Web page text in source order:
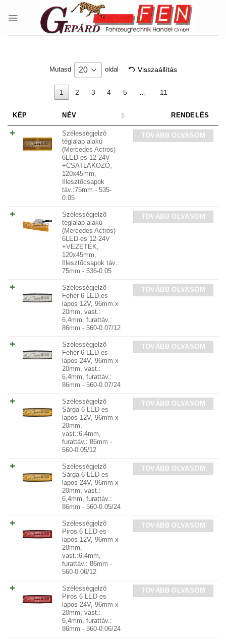
Mutasd 20 oldal Visszaállítás
1 2 3 4 5 11
KÉP NÉV RENDELÉS
Szélességjelzõ
téglalap alakú
(Mercedes Actros)
6LED-es 12-24V
+CSATLAKOZÓ,
120x45mm,
Illesztõcsapok
táv.:75mm - 535-
0.05
TOVÁBB OLVASOM
Szélességjelzõ
téglalap alakú
(Mercedes Actros)
6LED-es 12-24V
+VEZETÉK,
120x45mm,
Illesztõcsapok táv.:
75mm - 536-0.05
TOVÁBB OLVASOM
Szélességjelzõ
Fehér 6 LED-es
lapos 12V, 96mm x
20mm, vast.:
6,4mm, furattáv.:
86mm - 560-0.07/12
TOVÁBB OLVASOM
Szélességjelzõ
Fehér 6 LED-es
lapos 24V, 96mm x
20mm, vast.:
6,4mm, furattáv.:
86mm - 560-0.07/24
TOVÁBB OLVASOM
Szélességjelzõ
Sárga 6 LED-es
lapos 12V, 96mm x
20mm,
vast.:6,4mm,
furattáv.: 86mm -
560-0.05/12
TOVÁBB OLVASOM
Szélességjelzõ
Sárga 6 LED-es
lapos 24V, 96mm x
20mm, vast.:
6,4mm, furattáv.:
86mm - 560-0.05/24
TOVÁBB OLVASOM
Szélességjelzõ
Piros 6 LED-es
lapos 12V, 96mm x
20mm,
vast.:6,4mm,
furattáv.: 86mm -
560-0.06/12
TOVÁBB OLVASOM
Szélességjelzõ
Piros 6 LED-es
lapos 24V, 96mm x
20mm, vast.:
6,4mm, furattáv.:
86mm - 560-0.06/24
TOVÁBB OLVASOM